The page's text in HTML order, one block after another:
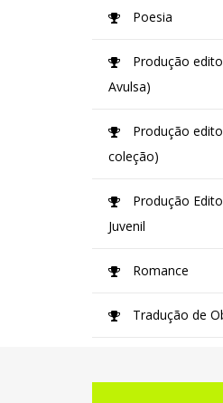
Poesia
Produção
Avulsa)
Produção
coleção)
Produção
Juvenil
Romance
Tradução de